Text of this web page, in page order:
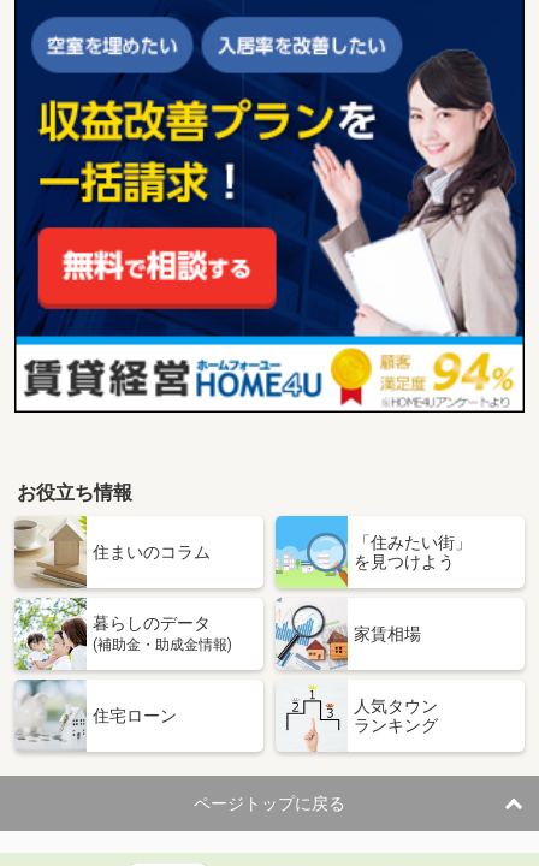
お役立ち情報
住まいのコラム
「住みたい街」
を見つけよう
暮らしのデータ
(補助金・助成金情報)
家賃相場
住宅ローン
人気タウン
ランキング
ページトップに戻る